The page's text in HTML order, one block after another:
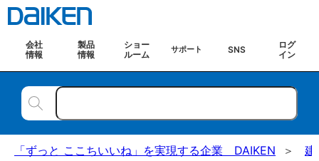
会社
情報
製品
情報
ショー
ルーム
サポート SNS
ログ
イン
「ずっと ここちいいね」を実現する企業 DAIKEN 建